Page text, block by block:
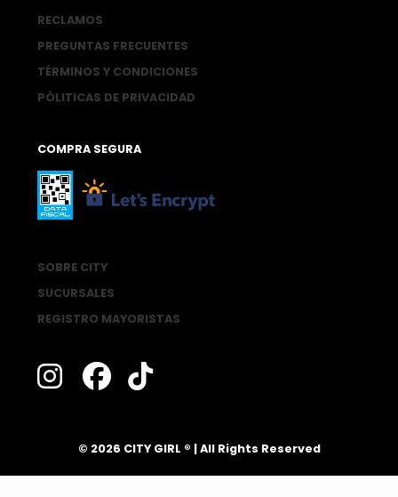
RECLAMOS
PREGUNTAS FRECUENTES
TÉRMINOS Y CONDICIONES
PÓLITICAS DE PRIVACIDAD
COMPRA SEGURA
SOBRE CITY
SUCURSALES
REGISTRO MAYORISTAS
© 2026 CITY GIRL ® | All Rights Reserved